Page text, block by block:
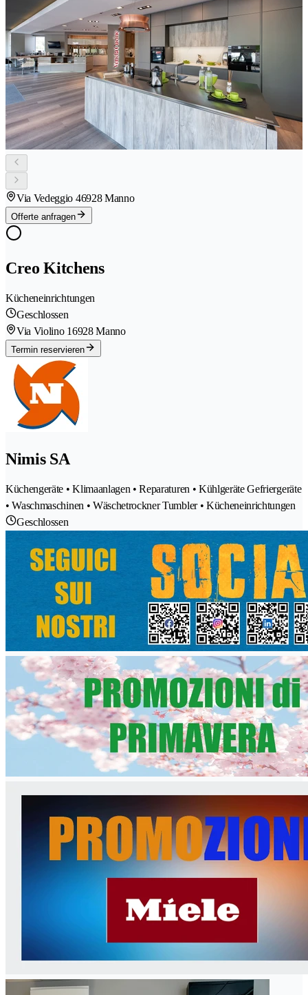
Via Vedeggio 46928 Manno
Offerte anfragen
Creo Kitchens
Kücheneinrichtungen
Geschlossen
Via Violino 16928 Manno
Termin reservieren
Nimis SA
Küchengeräte • Klimaanlagen • Reparaturen • Kühlgeräte Gefriergeräte
• Waschmaschinen • Wäschetrockner Tumbler • Kücheneinrichtungen
Geschlossen